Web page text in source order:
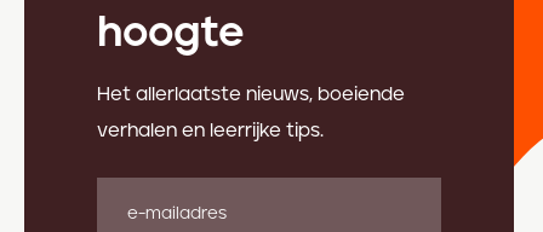
hoogte
Het allerlaatste nieuws, boeiende
verhalen en leerrijke tips.